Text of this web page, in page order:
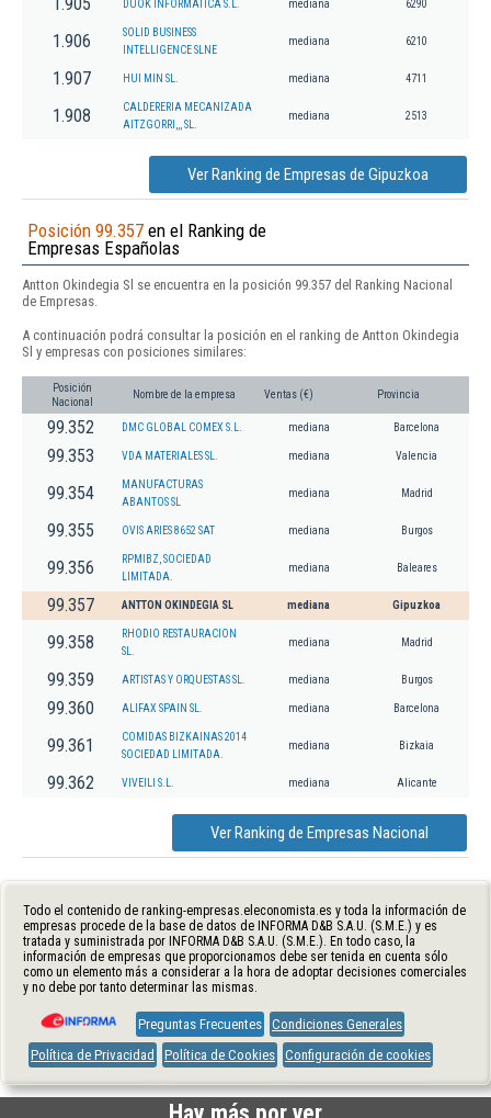
1.905 DUOK INFORMATICA S.L. mediana 6290
1.906
SOLID BUSINESS
INTELLIGENCE SLNE
mediana 6210
1.907 HUI MIN SL. mediana 4711
1.908
CALDERERIA MECANIZADA
AITZGORRI,,, SL.
mediana 2513
Ver Ranking de Empresas de Gipuzkoa
Posición 99.357 en el Ranking de
Empresas Españolas
Antton Okindegia Sl se encuentra en la posición 99.357 del Ranking Nacional
de Empresas.
A continuación podrá consultar la posición en el ranking de Antton Okindegia
Sl y empresas con posiciones similares:
Posición
Nacional
Nombre de la empresa Ventas (€) Provincia
99.352 DMC GLOBAL COMEX S.L. mediana Barcelona
99.353 VDA MATERIALES SL. mediana Valencia
99.354
MANUFACTURAS
ABANTOS SL
mediana Madrid
99.355 OVIS ARIES 8652 SAT mediana Burgos
99.356
RPMIBZ, SOCIEDAD
LIMITADA.
mediana Baleares
99.357 ANTTON OKINDEGIA SL mediana Gipuzkoa
99.358
RHODIO RESTAURACION
SL.
mediana Madrid
99.359 ARTISTAS Y ORQUESTAS SL. mediana Burgos
99.360 ALIFAX SPAIN SL. mediana Barcelona
99.361
COMIDAS BIZKAINAS 2014
SOCIEDAD LIMITADA.
mediana Bizkaia
99.362 VIVEILI S.L. mediana Alicante
Ver Ranking de Empresas Nacional
Todo el contenido de ranking-empresas.eleconomista.es y toda la información de
empresas procede de la base de datos de INFORMA D&B S.A.U. (S.M.E.) y es
tratada y suministrada por INFORMA D&B S.A.U. (S.M.E.). En todo caso, la
información de empresas que proporcionamos debe ser tenida en cuenta sólo
como un elemento más a considerar a la hora de adoptar decisiones comerciales
y no debe por tanto determinar las mismas.
Preguntas Frecuentes Condiciones Generales
Política de Privacidad
Política de Cookies Configuración de cookies